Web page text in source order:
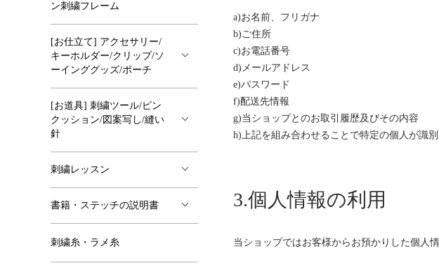
a)お名前、フリガナ
b)ご住所
c)お電話番号
d)メールアドレス
e)パスワード
f)配送先情報
g)当ショップとのお取引履歴及びその内容
h)上記を組み合わせることで特定の個人が識
3.個人情報の利用
当ショップではお客様からお預かりした個人
ン刺繍フレーム
[お仕立て] アクセサリー/
キーホルダー/クリップ/ソ
ーインググッズ/ポーチ
[お道具] 刺繍ツール/ピン
クッション/図案写し/縫い
針
刺繍レッスン
書籍・ステッチの説明書
刺繍糸・ラメ糸